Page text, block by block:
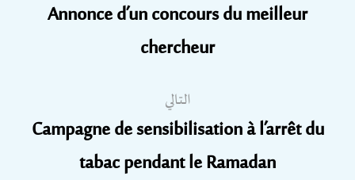
Annonce d’un concours du meilleur
chercheur
التالي
Campagne de sensibilisation à l’arrêt du
tabac pendant le Ramadan